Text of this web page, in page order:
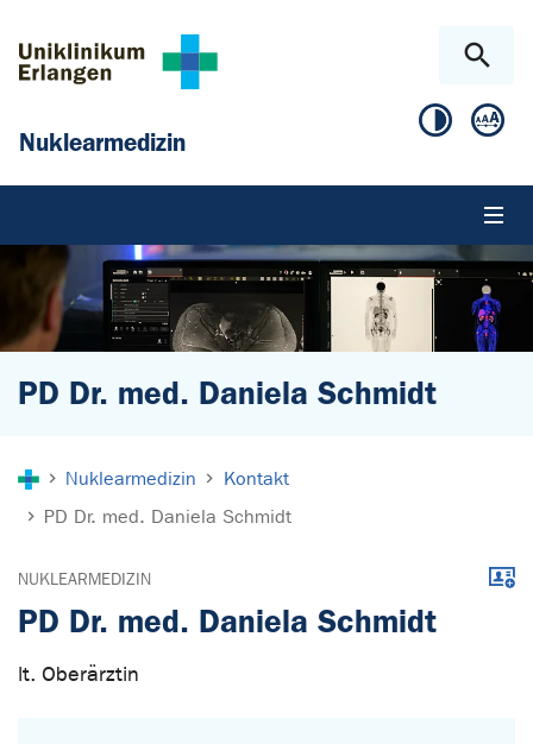
Nuklearmedizin
PD Dr. med. Daniela Schmidt
Nuklearmedizin
Kontakt
PD Dr. med. Daniela Schmidt
NUKLEARMEDIZIN
PD Dr. med. Daniela Schmidt
lt. Oberärztin